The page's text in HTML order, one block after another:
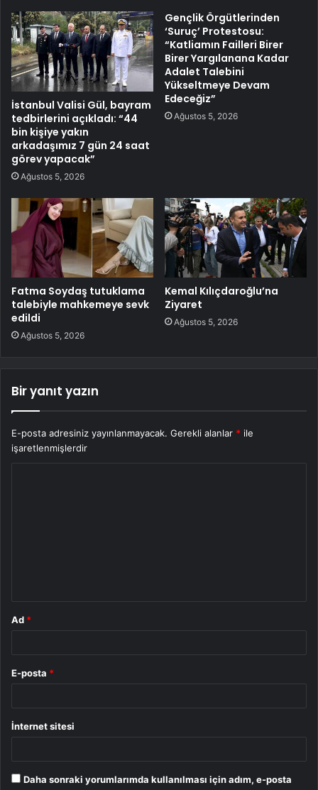
İstanbul Valisi Gül, bayram
tedbirlerini açıkladı: “44
bin kişiye yakın
arkadaşımız 7 gün 24 saat
görev yapacak”
Ağustos 5, 2026
Gençlik Örgütlerinden
‘Suruç’ Protestosu:
“Katliamın Failleri Birer
Birer Yargılanana Kadar
Adalet Talebini
Yükseltmeye Devam
Edeceğiz”
Ağustos 5, 2026
Fatma Soydaş tutuklama
talebiyle mahkemeye sevk
edildi
Ağustos 5, 2026
Kemal Kılıçdaroğlu’na
Ziyaret
Ağustos 5, 2026
Bir yanıt yazın
E-posta adresiniz yayınlanmayacak. Gerekli alanlar * ile
işaretlenmişlerdir
Ad *
E-posta *
İnternet sitesi
Daha sonraki yorumlarımda kullanılması için adım, e-posta